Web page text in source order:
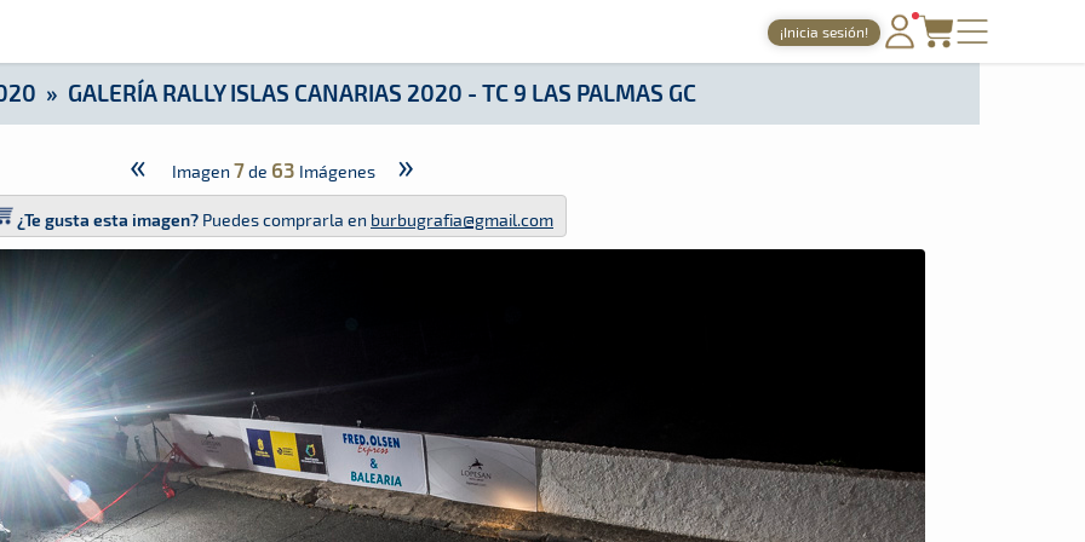
¡Inicia sesión!
TIEMPOS ONLINE
- TC 9 Las Palmas GC
» GALERÍA RALLY ISLAS CANARIAS 2020 - TC 9 LAS PALMAS GC
« Imagen 7de 63 Imágenes »
¿Te gusta esta imagen? Puedes comprarla en burbugrafia@gmail.com